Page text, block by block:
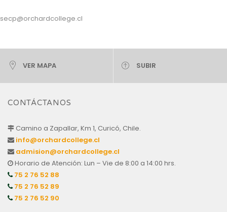
secp@orchardcollege.cl
VER MAPA SUBIR
CONTÁCTANOS
Camino a Zapallar, Km 1, Curicó, Chile.
info@orchardcollege.cl
admision@orchardcollege.cl
Horario de Atención: Lun – Vie de 8:00 a 14:00 hrs.
75 2 76 52 88
75 2 76 52 89
75 2 76 52 90